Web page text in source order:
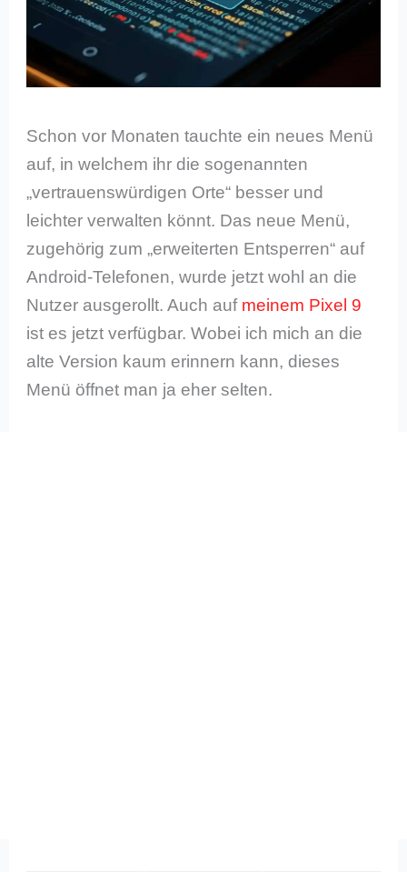
Schon vor Monaten tauchte ein neues Menü
auf, in welchem ihr die sogenannten
„vertrauenswürdigen Orte“ besser und
leichter verwalten könnt. Das neue Menü,
zugehörig zum „erweiterten Entsperren“ auf
Android-Telefonen, wurde jetzt wohl an die
Nutzer ausgerollt. Auch auf meinem Pixel 9
ist es jetzt verfügbar. Wobei ich mich an die
alte Version kaum erinnern kann, dieses
Menü öffnet man ja eher selten.